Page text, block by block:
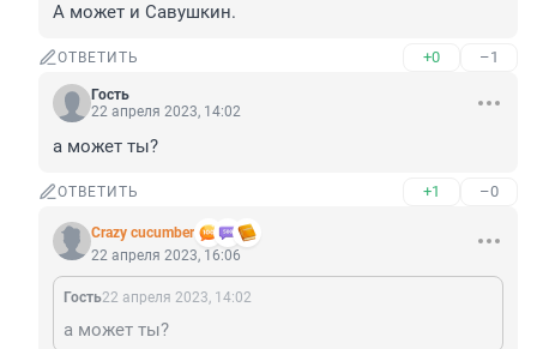
А может и Савушкин.
ОТВЕТИТЬ +0 –1
Гость
22 апреля 2023, 14:02
а может ты?
ОТВЕТИТЬ +1 –0
Crazy cucumber
22 апреля 2023, 16:06
Гость22 апреля 2023, 14:02
а может ты?